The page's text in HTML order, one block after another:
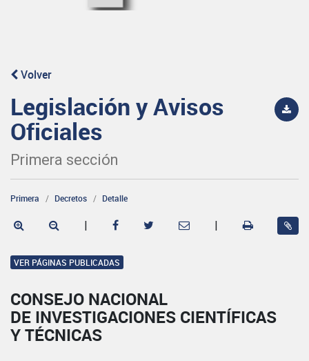
Volver
Legislación y Avisos
Oficiales
Primera sección
Primera Decretos Detalle
| |
VER PÁGINAS PUBLICADAS
CONSEJO NACIONAL
DE INVESTIGACIONES CIENTÍFICAS
Y TÉCNICAS